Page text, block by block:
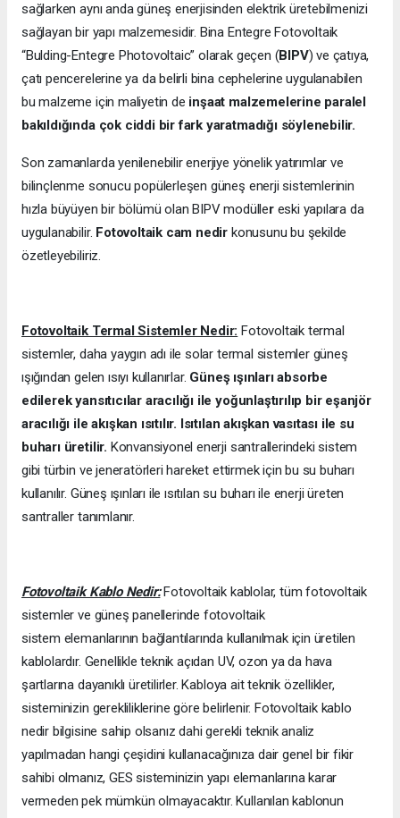
sağlarken aynı anda güneş enerjisinden elektrik üretebilmenizi
sağlayan bir yapı malzemesidir. Bina Entegre Fotovoltaik
“Bulding-Entegre Photovoltaic” olarak geçen (BIPV) ve çatıya,
çatı pencerelerine ya da belirli bina cephelerine uygulanabilen
bu malzeme için maliyetin de inşaat malzemelerine paralel
bakıldığında çok ciddi bir fark yaratmadığı söylenebilir.
Son zamanlarda yenilenebilir enerjiye yönelik yatırımlar ve
bilinçlenme sonucu popülerleşen güneş enerji sistemlerinin
hızla büyüyen bir bölümü olan BIPV modüller eski yapılara da
uygulanabilir. Fotovoltaik cam nedir konusunu bu şekilde
özetleyebiliriz.
Fotovoltaik Termal Sistemler Nedir: Fotovoltaik termal
sistemler, daha yaygın adı ile solar termal sistemler güneş
ışığından gelen ısıyı kullanırlar. Güneş ışınları absorbe
edilerek yansıtıcılar aracılığı ile yoğunlaştırılıp bir eşanjör
aracılığı ile akışkan ısıtılır. Isıtılan akışkan vasıtası ile su
buharı üretilir. Konvansiyonel enerji santrallerindeki sistem
gibi türbin ve jeneratörleri hareket ettirmek için bu su buharı
kullanılır. Güneş ışınları ile ısıtılan su buharı ile enerji üreten
santraller tanımlanır.
Fotovoltaik Kablo Nedir:Fotovoltaik kablolar, tüm fotovoltaik
sistemler ve güneş panellerinde fotovoltaik
sistem elemanlarının bağlantılarında kullanılmak için üretilen
kablolardır. Genellikle teknik açıdan UV, ozon ya da hava
şartlarına dayanıklı üretilirler. Kabloya ait teknik özellikler,
sisteminizin gerekliliklerine göre belirlenir. Fotovoltaik kablo
nedir bilgisine sahip olsanız dahi gerekli teknik analiz
yapılmadan hangi çeşidini kullanacağınıza dair genel bir fikir
sahibi olmanız, GES sisteminizin yapı elemanlarına karar
vermeden pek mümkün olmayacaktır. Kullanılan kablonun